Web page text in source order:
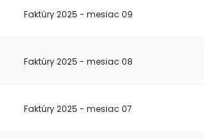
Faktúry 2025 - mesiac 09
Faktúry 2025 - mesiac 08
Faktúry 2025 - mesiac 07